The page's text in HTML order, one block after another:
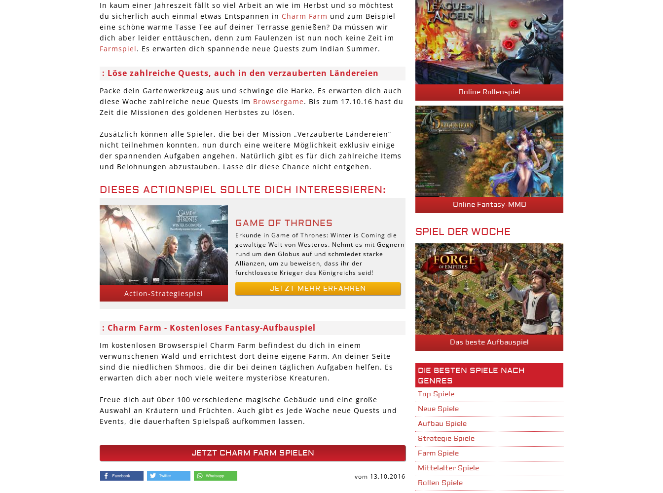
In kaum einer Jahreszeit fällt so viel Arbeit an wie im Herbst und so möchtest
du sicherlich auch einmal etwas Entspannen in Charm Farm und zum Beispiel
eine schöne warme Tasse Tee auf deiner Terrasse genießen? Da müssen wir
dich aber leider enttäuschen, denn zum Faulenzen ist nun noch keine Zeit im
Farmspiel. Es erwarten dich spannende neue Quests zum Indian Summer.
Löse zahlreiche Quests, auch in den verzauberten Ländereien
Packe dein Gartenwerkzeug aus und schwinge die Harke. Es erwarten dich auch
diese Woche zahlreiche neue Quests im Browsergame. Bis zum 17.10.16 hast du
Zeit die Missionen des goldenen Herbstes zu lösen.
Zusätzlich können alle Spieler, die bei der Mission „Verzauberte Ländereien“
nicht teilnehmen konnten, nun durch eine weitere Möglichkeit exklusiv einige
der spannenden Aufgaben angehen. Natürlich gibt es für dich zahlreiche Items
und Belohnungen abzustauben. Lasse dir diese Chance nicht entgehen.
DIESES ACTIONSPIEL SOLLTE DICH INTERESSIEREN:
Action-Strategiespiel
GAME OF THRONES
Erkunde in Game of Thrones: Winter is Coming die
gewaltige Welt von Westeros. Nehmt es mit Gegnern
rund um den Globus auf und schmiedet starke
Allianzen, um zu beweisen, dass ihr der
furchtloseste Krieger des Königreichs seid!
JETZT MEHR ERFAHREN
Charm Farm - Kostenloses Fantasy-Aufbauspiel
Im kostenlosen Browserspiel Charm Farm befindest du dich in einem
verwunschenen Wald und errichtest dort deine eigene Farm. An deiner Seite
sind die niedlichen Shmoos, die dir bei deinen täglichen Aufgaben helfen. Es
erwarten dich aber noch viele weitere mysteriöse Kreaturen.
Freue dich auf über 100 verschiedene magische Gebäude und eine große
Auswahl an Kräutern und Früchten. Auch gibt es jede Woche neue Quests und
Events, die dauerhaften Spielspaß aufkommen lassen.
JETZT CHARM FARM SPIELEN
vom 13.10.2016
Online Rollenspiel
Online Fantasy-MMO
SPIEL DER WOCHE
Das beste Aufbauspiel
DIE BESTEN SPIELE NACH
GENRES
Top Spiele
Neue Spiele
Aufbau Spiele
Strategie Spiele
Farm Spiele
Mittelalter Spiele
Rollen Spiele